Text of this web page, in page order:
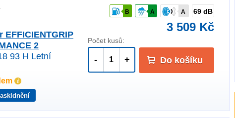
EFFICIENTGRIP
2
93 H Letní
B A A 69 dB
3 509 Kč
Počet kusů:
- + Do košíku